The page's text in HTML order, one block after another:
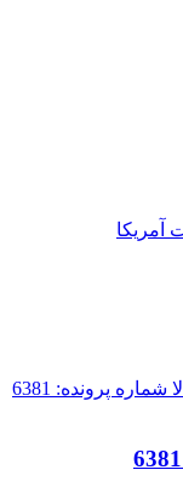
آمریکا